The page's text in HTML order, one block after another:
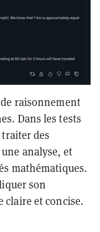
raisonnement
Dans les tests
traiter des
analyse, et
mathématiques.
son
claire et concise.